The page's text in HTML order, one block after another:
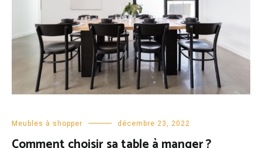
Meubles à shopper décembre 23, 2022